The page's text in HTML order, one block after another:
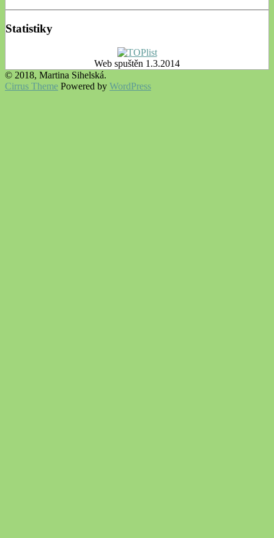
Statistiky
Web spuštěn 1.3.2014
© 2018, Martina Sihelská.
Cirrus Theme Powered by WordPress